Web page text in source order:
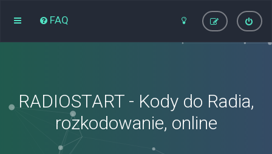
FAQ
RADIOSTART - Kody do Radia,
rozkodowanie, online